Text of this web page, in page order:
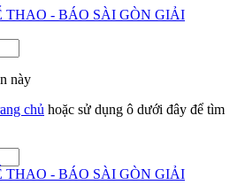
THAO - BÁO SÀI GÒN GIẢI
này
chủ hoặc sử dụng ô dưới đây để tìm
THAO - BÁO SÀI GÒN GIẢI